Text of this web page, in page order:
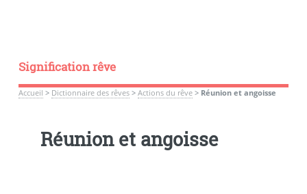
Signification rêve
Accueil > Dictionnaire des rêves> Actions du rêve> Réunion et angoisse
Réunion et angoisse